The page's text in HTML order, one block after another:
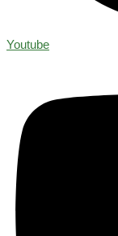
Youtube